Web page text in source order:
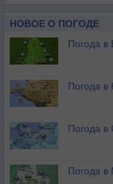
НОВОЕ О ПОГОДЕ
Погода в
Погода в
Погода в
Погода в